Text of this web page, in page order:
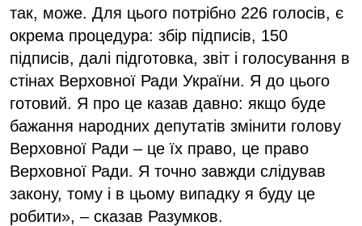
так, може. Для цього потрібно 226 голосів, є
окрема процедура: збір підписів, 150
підписів, далі підготовка, звіт і голосування в
стінах Верховної Ради України. Я до цього
готовий. Я про це казав давно: якщо буде
бажання народних депутатів змінити голову
Верховної Ради – це їх право, це право
Верховної Ради. Я точно завжди слідував
закону, тому і в цьому випадку я буду це
робити», – сказав Разумков.